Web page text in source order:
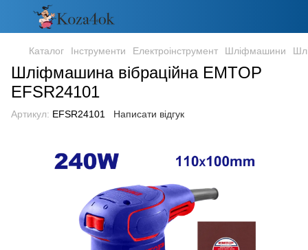
Каталог Інструменти Електроінструмент Шліфмашини
Шліфмашина вібраційна EMTOP
EFSR24101
Артикул: EFSR24101 Написати відгук